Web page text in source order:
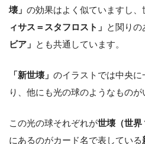
壊」 の効果はよく似ていますし
ィサス＝スタフロスト」 と関りの
ビア」 とも共通しています。
「新世壊」 のイラストでは中央
り、他にも光の球のようなものが
この光の球それぞれが世壊（世界
にあるのがカード名で表している